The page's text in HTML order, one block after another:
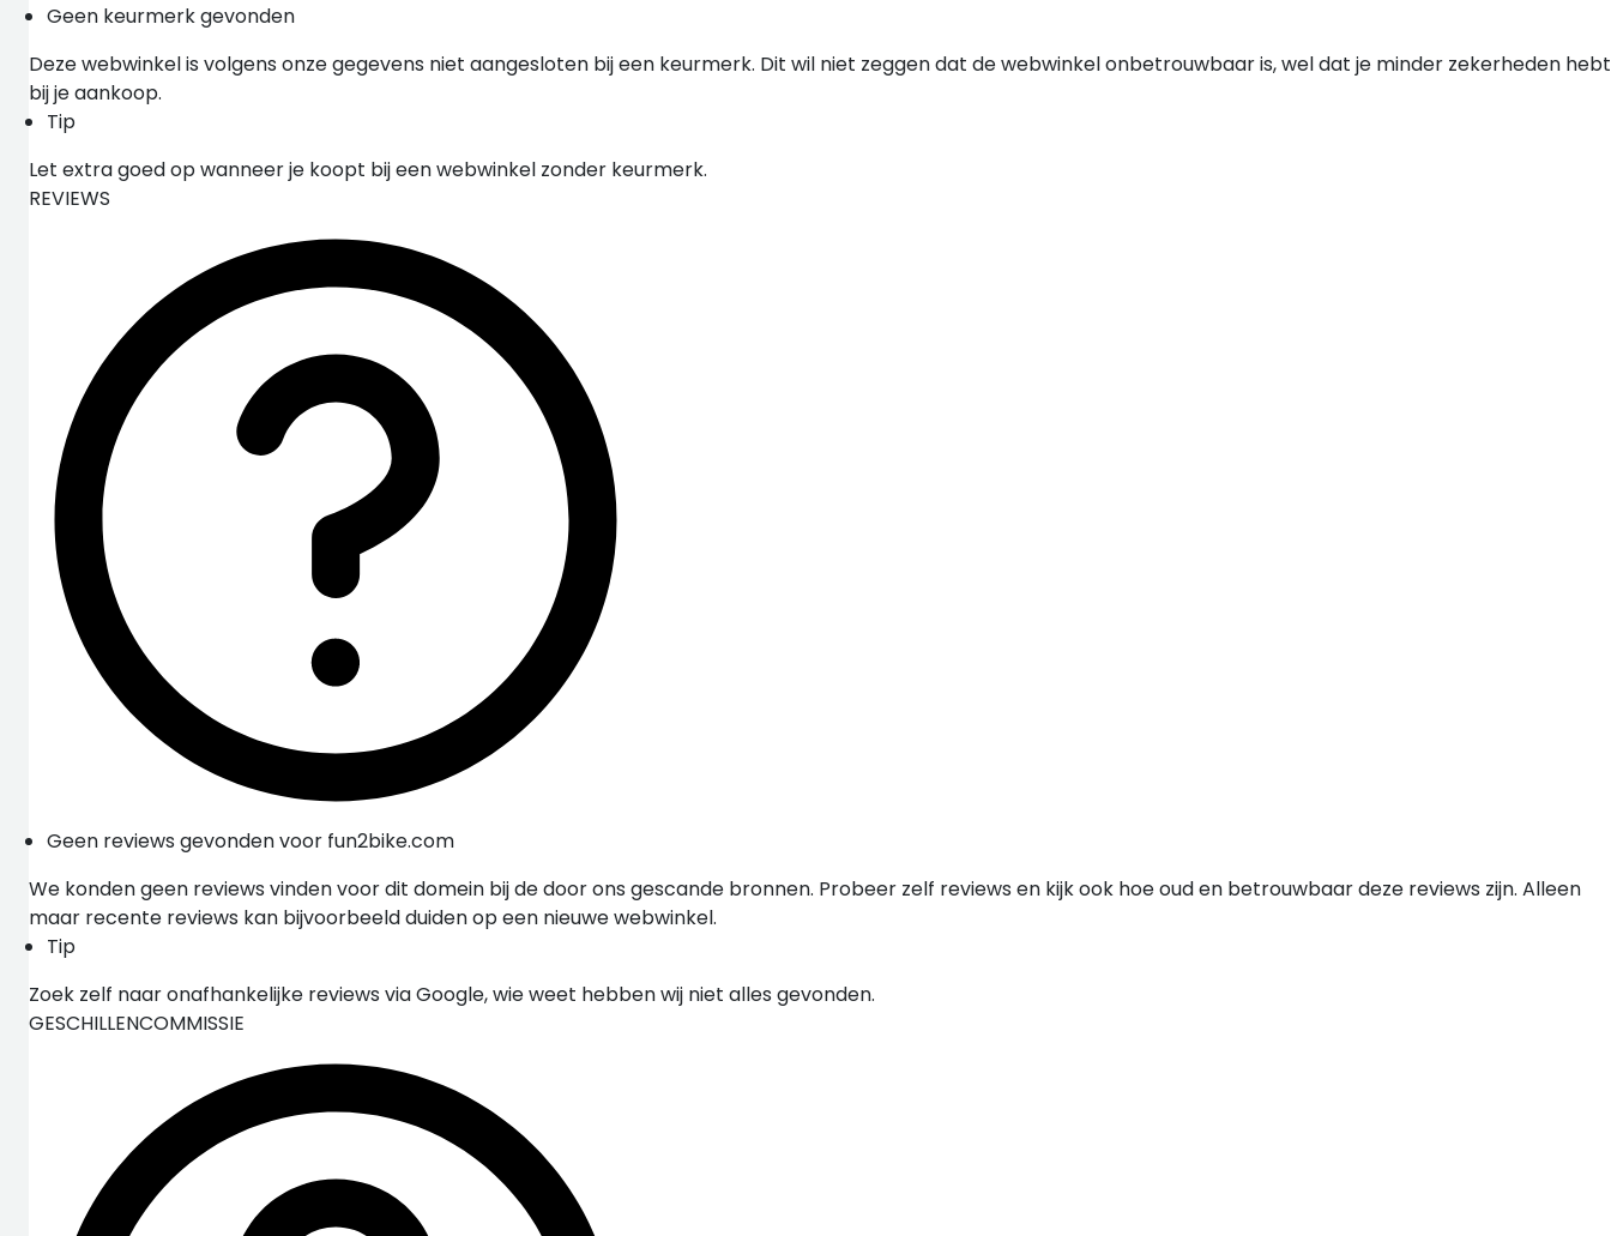
Geen keurmerk gevonden
Deze webwinkel is volgens onze gegevens niet aangesloten bij een keurmerk. Dit wil niet zeggen dat de webwinkel onbetrouwbaar is, wel dat je minder zekerheden hebt
bij je aankoop.
Tip
Let extra goed op wanneer je koopt bij een webwinkel zonder keurmerk.
REVIEWS
Geen reviews gevonden voor fun2bike.com
We konden geen reviews vinden voor dit domein bij de door ons gescande bronnen. Probeer zelf reviews en kijk ook hoe oud en betrouwbaar deze reviews zijn. Alleen
maar recente reviews kan bijvoorbeeld duiden op een nieuwe webwinkel.
Tip
Zoek zelf naar onafhankelijke reviews via Google, wie weet hebben wij niet alles gevonden.
GESCHILLENCOMMISSIE